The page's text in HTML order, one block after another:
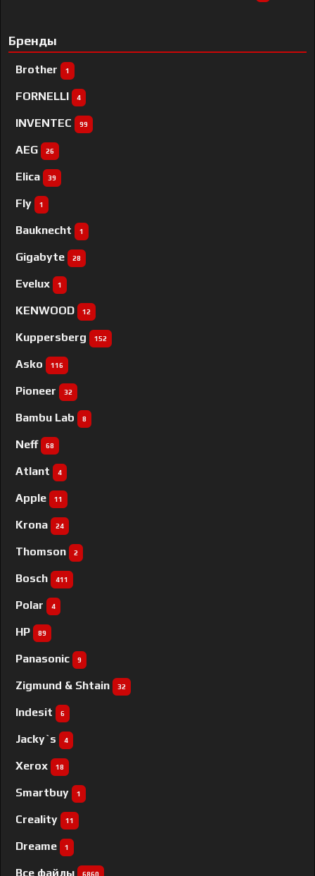
Бренды
Brother 1
FORNELLI 4
INVENTEC 99
AEG 26
Elica 39
Fly 1
Bauknecht 1
Gigabyte 28
Evelux 1
KENWOOD 12
Kuppersberg 152
Asko 116
Pioneer 32
Bambu Lab 8
Neff 68
Atlant 4
Apple 11
Krona 24
Thomson 2
Bosch 411
Polar 4
HP 89
Panasonic 9
Zigmund & Shtain 32
Indesit 6
Jacky`s 4
Xerox 18
Smartbuy 1
Creality 11
Dreame 1
Все файлы